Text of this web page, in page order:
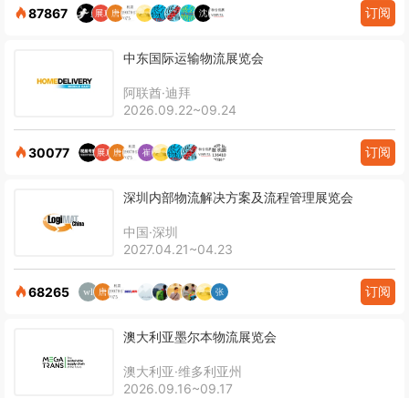
87867 订阅
中东国际运输物流展览会
阿联酋·迪拜
2026.09.22~09.24
30077 订阅
深圳内部物流解决方案及流程管理展览会
中国·深圳
2027.04.21~04.23
68265 订阅
澳大利亚墨尔本物流展览会
澳大利亚·维多利亚州
2026.09.16~09.17